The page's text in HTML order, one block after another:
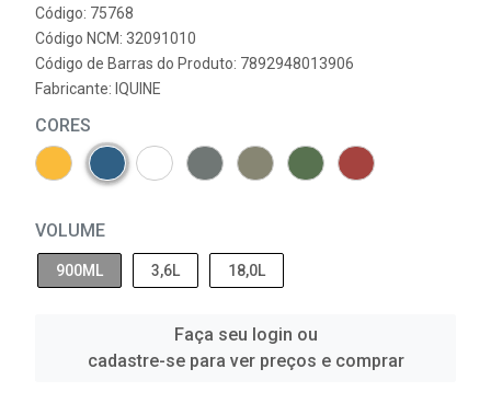
Código: 75768
Código NCM: 32091010
Código de Barras do Produto: 7892948013906
Fabricante: IQUINE
CORES
VOLUME
900ML 3,6L 18,0L
Faça seu login ou
cadastre-se para ver preços e comprar